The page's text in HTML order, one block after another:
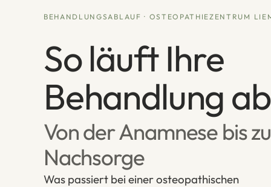
BEHANDLUNGSABLAUF · OSTEOPATHIEZENTRUM
So läuft Ihre
Behandlung ab
Von der Anamnese bis
Nachsorge
Was passiert bei einer osteopathischen